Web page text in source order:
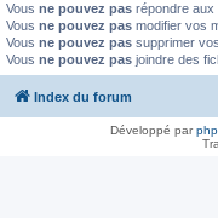
Vous ne pouvez pas répondre aux
Vous ne pouvez pas modifier vos
Vous ne pouvez pas supprimer
Vous ne pouvez pas joindre des
Index du forum
Développé par